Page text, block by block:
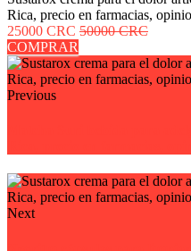
Rica, precio en farmacias,
25000 CRC 50000 CRC
COMPRAR
Previous
Next